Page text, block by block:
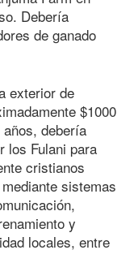
Debería
de ganado
exterior de
$1000
debería
los Fulani para
cristianos
sistemas
y
locales, entre